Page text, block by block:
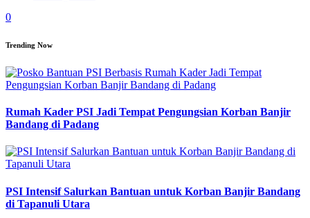
0
Trending Now
Rumah Kader PSI Jadi Tempat Pengungsian Korban Banjir
Bandang di Padang
PSI Intensif Salurkan Bantuan untuk Korban Banjir Bandang
di Tapanuli Utara